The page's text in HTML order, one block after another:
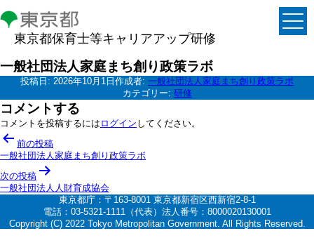
東京都保育士等キャリアアップ研修
一般社団法人家庭まち創り政策ラボ
投稿日: 2026年10月1日 作成者: 一般社団法人家庭まち創り政策ラボ
カテゴリー: 研修
コメントする
コメントを投稿するには ログイン してください。
投
稿
ナ
ビ
ー
前の投稿
一般社団法人家庭まち創り政策ラボ
次の投稿
一般社団法人人財育成協会
東京都庁：〒163-8001 東京都新宿区西新宿2-8-1
電話：03-5321-1111（代表）法人番号：8000020130001
Copyright (C) 2022 Tokyo Metropolitan Government. All Rights Reserved.